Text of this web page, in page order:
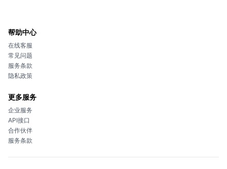
帮助中心
在线客服
常见问题
服务条款
隐私政策
更多服务
企业服务
API接口
合作伙伴
服务条款